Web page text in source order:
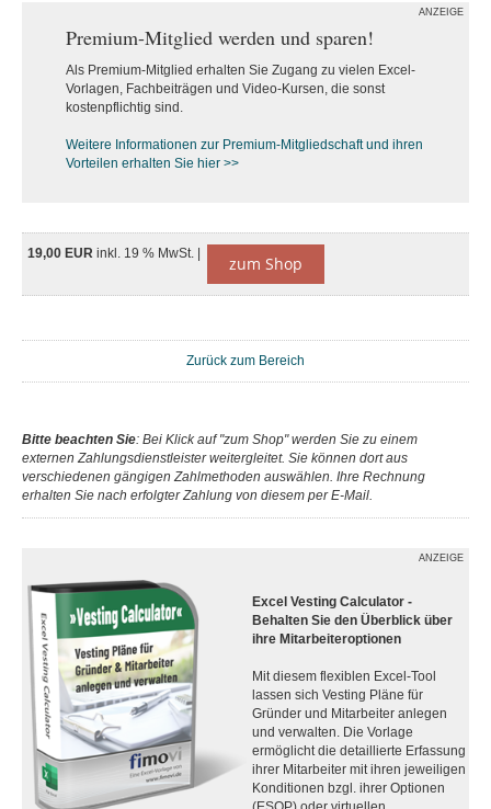
ANZEIGE
Premium-Mitglied werden und sparen!
Als Premium-Mitglied erhalten Sie Zugang zu vielen Excel-
Vorlagen, Fachbeiträgen und Video-Kursen, die sonst
kostenpflichtig sind.
Weitere Informationen zur Premium-Mitgliedschaft und ihren
Vorteilen erhalten Sie hier >>
19,00 EUR inkl. 19 % MwSt. | zum Shop
Zurück zum Bereich
Bitte beachten Sie: Bei Klick auf "zum Shop" werden Sie zu einem
externen Zahlungsdienstleister weitergleitet. Sie können dort aus
verschiedenen gängigen Zahlmethoden auswählen. Ihre Rechnung
erhalten Sie nach erfolgter Zahlung von diesem per E-Mail.
ANZEIGE
Excel Vesting Calculator -
Behalten Sie den Überblick über
ihre Mitarbeiteroptionen
Mit diesem flexiblen Excel-Tool
lassen sich Vesting Pläne für
Gründer und Mitarbeiter anlegen
und verwalten. Die Vorlage
ermöglicht die detaillierte Erfassung
ihrer Mitarbeiter mit ihren jeweiligen
Konditionen bzgl. ihrer Optionen